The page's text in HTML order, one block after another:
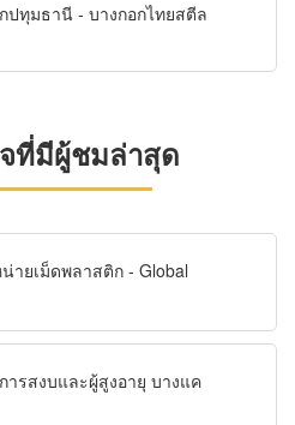
ปทุมธานี - บางกอกไทยสตีล
ที่มีผู้ชมล่าสุด
ายเม็ดพลาสติก - Global
ารสงบและผู้สูงอายุ บางแค